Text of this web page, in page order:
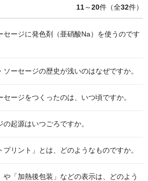
11～20件（全32件）
セージに発色剤（亜硝酸Na）を使うのです
ソーセージの歴史が浅いのはなぜですか。
セージをつくったのは、いつ頃ですか。
起源はいつごろですか。
プリント」とは、どのようなものですか。
や「加熱後包装」などの表示は、どのよう